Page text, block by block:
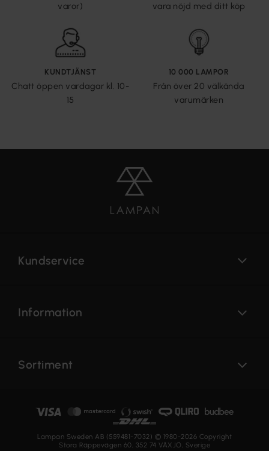
varor)
vara nöjd med ditt köp
KUNDTJÄNST
Chatt öppen vardagar kl. 10-
15
10 000 LAMPOR
Från över 20 välkända
varumärken
Kundservice
Information
Sortiment
Lampan Sweden AB (559481-7032) © 1980-2026 Copyright
Stora Räppevägen 60, 352 74 VÄXJÖ, Sverige